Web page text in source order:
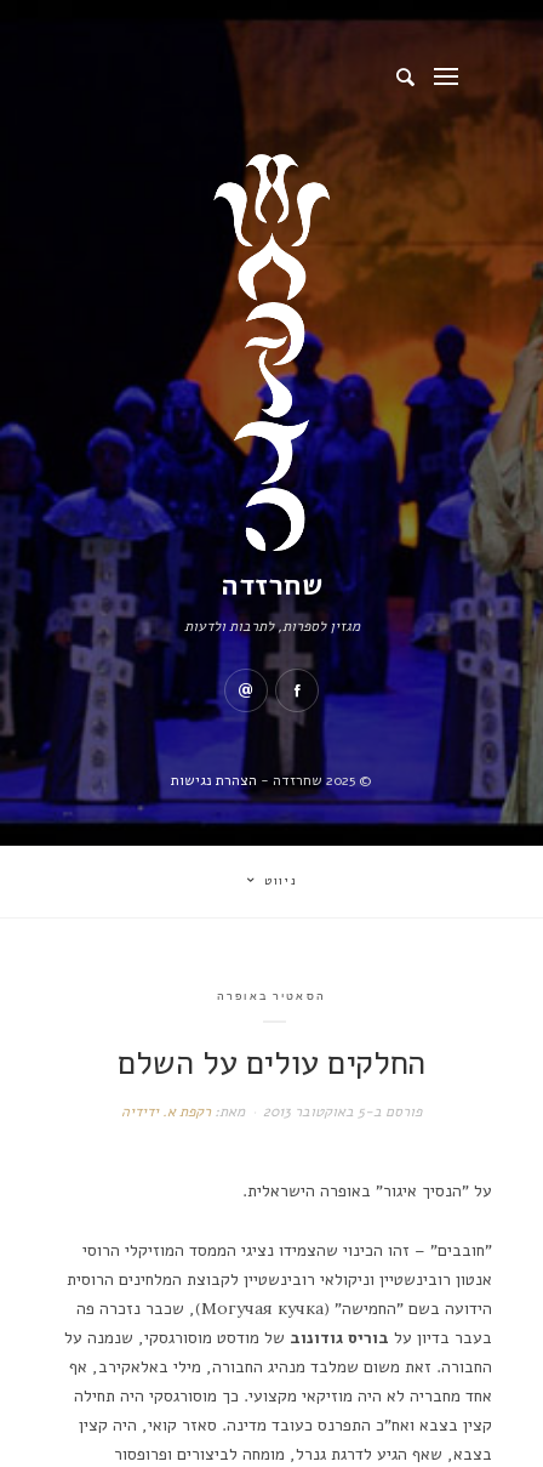
שחרזדה
מגזין לספרות, לתרבות ולדעות
© 2025 שחרזדה - הצהרת נגישות
ניווט
הסאטיר באופרה
החלקים עולים על השלם
פורסם ב-5 באוקטובר 2013 מאת:רקפת א. ידידיה
על "הנסיך איגור" באופרה הישראלית.
"חובבים" – זהו הכינוי שהצמידו נציגי הממסד המוזיקלי הרוסי
אנטון רובינשטיין וניקולאי רובינשטיין לקבוצת המלחינים הרוסית
הידועה בשם "החמישה" (Могучая кучка), שכבר נזכרה פה
בעבר בדיון על בוריס גודונוב של מודסט מוסורגסקי, שנמנה על
החבורה. זאת משום שמלבד מנהיג החבורה, מילי באלאקירב, אף
אחד מחבריה לא היה מוזיקאי מקצועי. כך מוסורגסקי היה תחילה
קצין בצבא ואח"כ התפרנס כעובד מדינה. סאזר קואי, היה קצין
בצבא, שאף הגיע לדרגת גנרל, מומחה לביצורים ופרופסור